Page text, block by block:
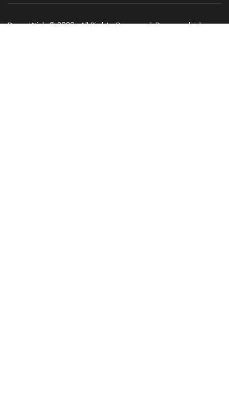
Dogs Wish © 2023 . All Rights Reserved. Desenvolvido por